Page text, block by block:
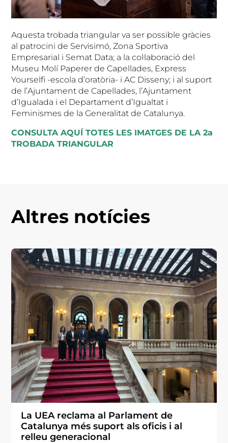
Aquesta trobada triangular va ser possible gràcies
al patrocini de Servisimó, Zona Sportiva
Empresarial i Semat Data; a la col·laboració del
Museu Molí Paperer de Capellades, Express
Yourselfi -escola d’oratòria- i AC Disseny; i al suport
de l’Ajuntament de Capellades, l’Ajuntament
d’Igualada i el Departament d’Igualtat i
Feminismes de la Generalitat de Catalunya.
CONSULTA AQUÍ TOTES LES IMATGES DE LA 2a
TROBADA TRIANGULAR
Altres notícies
La UEA reclama al Parlament de
Catalunya més suport als oficis i al
relleu generacional